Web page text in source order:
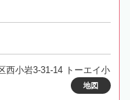
西小岩3-31-14 トーエイ小
地図